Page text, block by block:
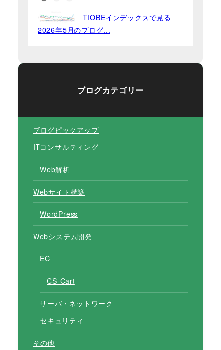
TIOBEインデックスで見る
2026年5月のプログ...
ブログカテゴリー
ブログピックアップ
ITコンサルティング
Web解析
Webサイト構築
WordPress
Webシステム開発
EC
CS-Cart
サーバ・ネットワーク
セキュリティ
その他